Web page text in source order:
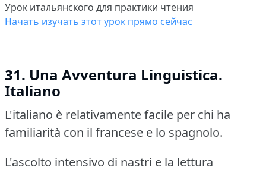
Урок итальянского для практики чтения
Начать изучать этот урок прямо сейчас
31. Una Avventura Linguistica.
Italiano
L'italiano è relativamente facile per chi ha
familiarità con il francese e lo spagnolo.
L'ascolto intensivo di nastri e la lettura